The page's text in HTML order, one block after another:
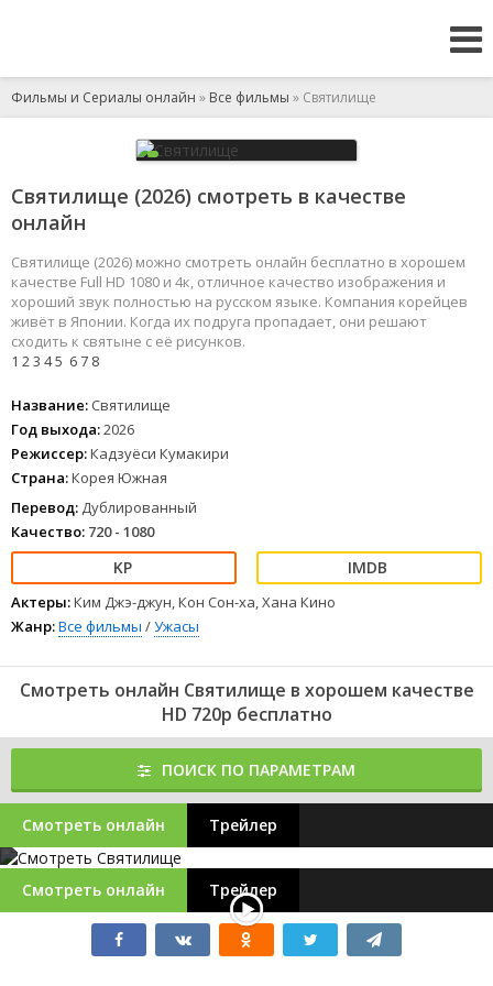
Фильмы и Сериалы онлайн » Все фильмы » Святилище
Святилище (2026) смотреть в качестве
онлайн
Святилище (2026) можно смотреть онлайн бесплатно в хорошем
качестве Full HD 1080 и 4к, отличное качество изображения и
хороший звук полностью на русском языке. Компания корейцев
живёт в Японии. Когда их подруга пропадает, они решают
сходить к святыне с её рисунков.
1 23 45 67 8
Название: Святилище
Год выхода:2026
Режиссер:Кадзуёси Кумакири
Страна:Корея Южная
Перевод: Дублированный
Качество: 720 - 1080
Актеры:Ким Джэ-джун, Кон Сон-ха, Хана Кино
Жанр:Все фильмы /Ужасы
Смотреть онлайн Святилище в хорошем качестве
HD 720p бесплатно
ПОИСК ПО ПАРАМЕТРАМ
Смотреть онлайн Трейлер
Смотреть онлайн Трейлер